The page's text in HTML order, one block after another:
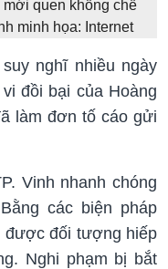
quen khống chế
minh họa: Internet
nghĩ nhiều ngày
đồi bại của Hoàng
làm đơn tố cáo gửi
Vinh nhanh chóng
các biện pháp
được đối tượng hiếp
Nghi phạm bị bắt